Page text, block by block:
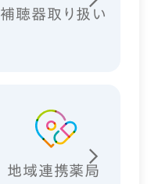
補聴器取り扱い
地域連携薬局